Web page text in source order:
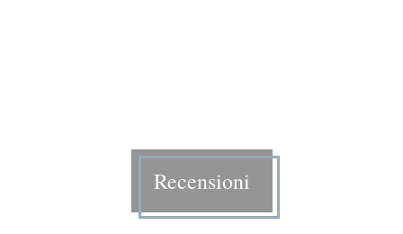
Recensioni